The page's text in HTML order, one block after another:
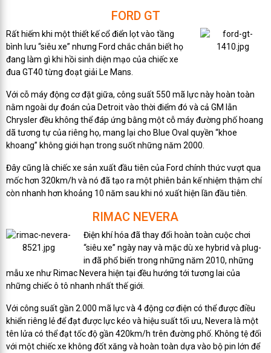
FORD GT
Rất hiếm khi một thiết kế cổ điển lọt vào tầng
bình lưu “siêu xe” nhưng Ford chắc chắn biết họ
đang làm gì khi hồi sinh diện mạo của chiếc xe
đua GT40 từng đoạt giải Le Mans.
Với cỗ máy động cơ đặt giữa, công suất 550 mã lực này hoàn toàn
nằm ngoài dự đoán của Detroit vào thời điểm đó và cả GM lẫn
Chrysler đều không thể đáp ứng bằng một cỗ máy đường phố hoang
dã tương tự của riêng họ, mang lại cho Blue Oval quyền “khoe
khoang” không giới hạn trong suốt những năm 2000.
Đây cũng là chiếc xe sản xuất đầu tiên của Ford chính thức vượt qua
mốc hơn 320km/h và nó đã tạo ra một phiên bản kế nhiệm thậm chí
còn nhanh hơn khoảng 10 năm sau khi nó xuất hiện lần đầu tiên.
RIMAC NEVERA
Điện khí hóa đã thay đổi hoàn toàn cuộc chơi
“siêu xe” ngày nay và mặc dù xe hybrid và plug-
in đã phổ biến trong những năm 2010, những
mẫu xe như Rimac Nevera hiện tại đều hướng tới tương lai của
những chiếc ô tô nhanh nhất thế giới.
Với công suất gần 2.000 mã lực và 4 động cơ điện có thể được điều
khiển riêng lẻ để đạt được lực kéo và hiệu suất tối ưu, Nevera là một
tên lửa có thể đạt tốc độ gần 420km/h trên đường phố. Không tệ đối
với một chiếc xe không đốt xăng và hoàn toàn dựa vào bộ pin lớn để